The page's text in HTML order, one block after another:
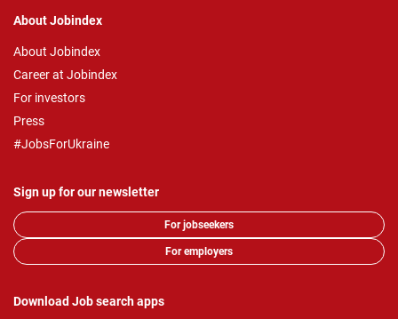
About Jobindex
About Jobindex
Career at Jobindex
For investors
Press
#JobsForUkraine
Sign up for our newsletter
For jobseekers
For employers
Download Job search apps